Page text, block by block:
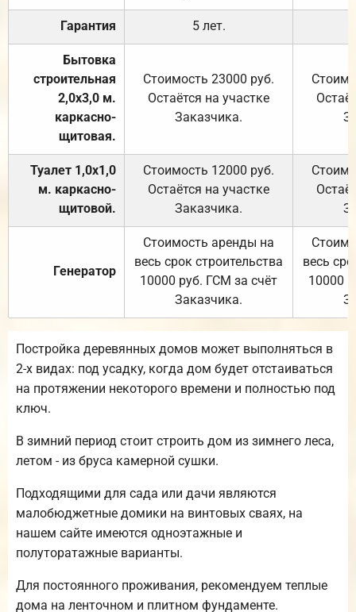
Гарантия 5 лет.
Бытовка
строительная
2,0х3,0 м.
каркасно-
щитовая.
Стоимость 23000 руб.
Остаётся на участке
Заказчика.
Туалет 1,0х1,0
м. каркасно-
щитовой.
Стоимость 12000 руб.
Остаётся на участке
Заказчика.
Генератор
Стоимость аренды на
весь срок строительства
10000 руб. ГСМ за счёт
Заказчика.
весь
10000
Постройка деревянных домов может выполняться в
2-х видах: под усадку, когда дом будет отстаиваться
на протяжении некоторого времени и полностью под
ключ.
В зимний период стоит строить дом из зимнего леса,
летом - из бруса камерной сушки.
Подходящими для сада или дачи являются
малобюджетные домики на винтовых сваях, на
нашем сайте имеются одноэтажные и
полуторатажные варианты.
Для постоянного проживания, рекомендуем теплые
дома на ленточном и плитном фундаменте.